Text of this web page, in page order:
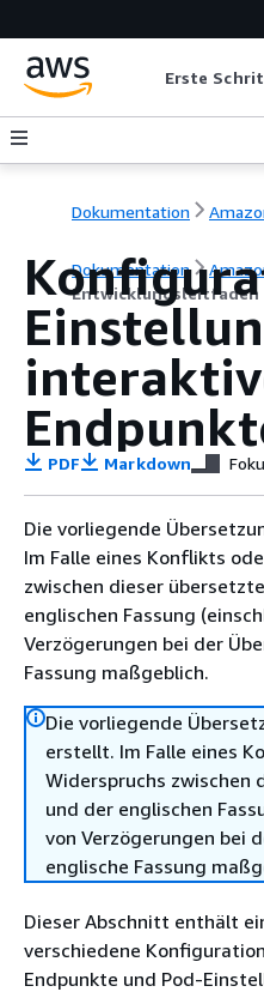
Erste
Dokumentation
Dokumentation
Entwicklungsleitfaden
PDF Markdown
Die vorliegende
Im Falle eines Konflikts
zwischen dieser
englischen Fassung
Verzögerungen bei der
Fassung maßgeblich.
Die vorliegende
erstellt. Im Falle eines
Widerspruchs zwischen
und der englischen
von Verzögerungen bei
englische Fassung
Dieser Abschnitt enthält
verschiedene
Endpunkte und Pod-